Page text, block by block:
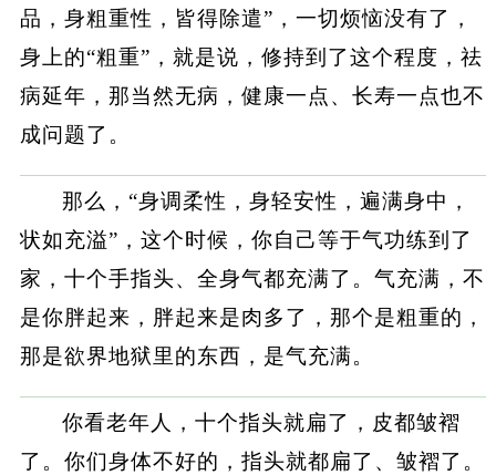
品，身粗重性，皆得除遣”，一切烦恼没有了，
身上的“粗重”，就是说，修持到了这个程度，祛
病延年，那当然无病，健康一点、长寿一点也不
成问题了。
那么，“身调柔性，身轻安性，遍满身中，
状如充溢”，这个时候，你自己等于气功练到了
家，十个手指头、全身气都充满了。气充满，不
是你胖起来，胖起来是肉多了，那个是粗重的，
那是欲界地狱里的东西，是气充满。
你看老年人，十个指头就扁了，皮都皱褶
了。你们身体不好的，指头就都扁了、皱褶了。